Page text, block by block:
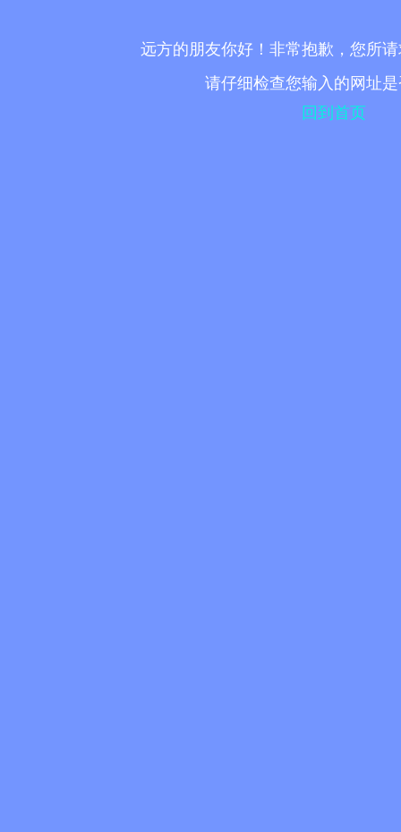
远方的朋友你好！非常抱歉，您所
请仔细检查您输入的网址
回到首页